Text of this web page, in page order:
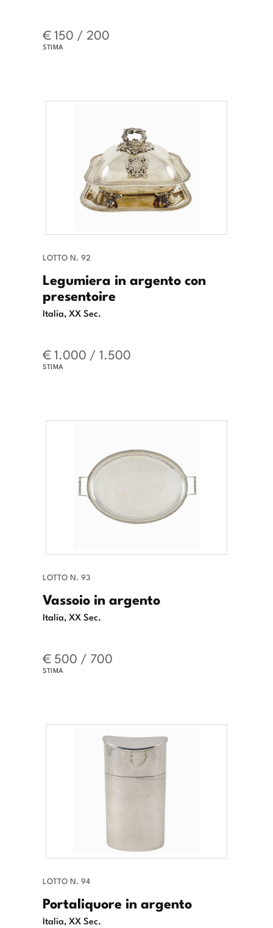
€ 150 / 200
STIMA
LOTTO N. 92
Legumiera in argento con
presentoire
Italia, XX Sec.
€ 1.000 / 1.500
STIMA
LOTTO N. 93
Vassoio in argento
Italia, XX Sec.
€ 500 / 700
STIMA
LOTTO N. 94
Portaliquore in argento
Italia, XX Sec.